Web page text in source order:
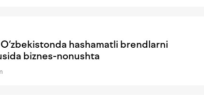
hashamatli brendlarni
biznes-nonushta